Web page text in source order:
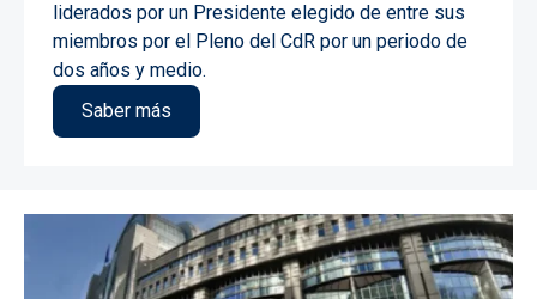
liderados por un Presidente elegido de entre sus
miembros por el Pleno del CdR por un periodo de
dos años y medio.
Saber más